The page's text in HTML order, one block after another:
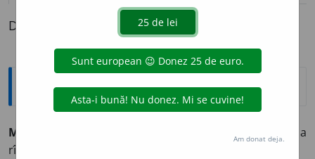
Definiția cu ID-ul 1007707:
Sinonime
MUG
) a
rîncăi, a rîncălui, (
Am donat deja.